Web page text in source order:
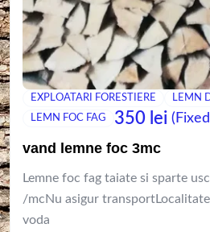
EXPLOATARI FORESTIERE
LEMN
LEMN FOC FAG
350 lei
vand lemne foc 3mc
Lemne foc fag taiate si sparte
/mcNu asigur
voda